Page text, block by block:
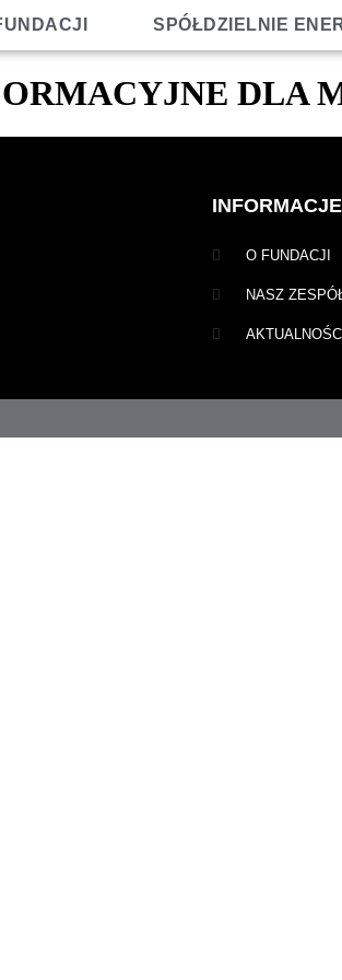
SPÓŁDZIELNIE
DLA
O FUNDACJI
NASZ ZESPÓŁ
AKTUALNOŚCI